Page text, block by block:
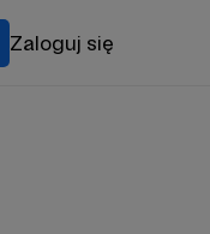
Zaloguj się